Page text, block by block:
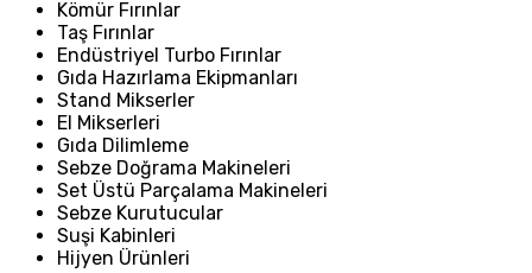
Kömür Fırınlar
Taş Fırınlar
Endüstriyel Turbo Fırınlar
Gıda Hazırlama Ekipmanları
Stand Mikserler
El Mikserleri
Gıda Dilimleme
Sebze Doğrama Makineleri
Set Üstü Parçalama Makineleri
Sebze Kurutucular
Suşi Kabinleri
Hijyen Ürünleri